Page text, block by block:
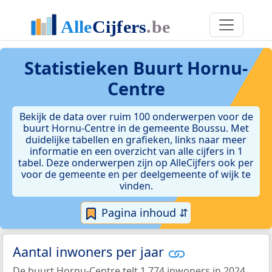
Statistieken Buurt Hornu-
Centre
Bekijk de data over ruim 100 onderwerpen voor de
buurt Hornu-Centre in de gemeente Boussu. Met
duidelijke tabellen en grafieken, links naar meer
informatie en een overzicht van alle cijfers in 1
tabel. Deze onderwerpen zijn op AlleCijfers ook per
voor de gemeente en per deelgemeente of wijk te
vinden.
Pagina inhoud ⇵
Aantal inwoners per jaar